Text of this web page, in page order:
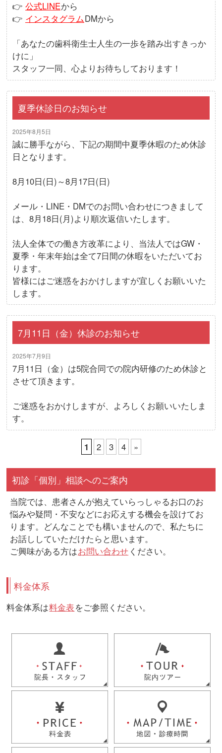
👉 公式LINEから
👉 インスタグラムDMから
「あなたの歯科衛生士人生の一歩を踏み出すきっか
けに」
スタッフ一同、心よりお待ちしております！
夏季休診日のお知らせ
2025年8月5日
誠に勝手ながら、下記の期間中夏季休暇のため休診
日となります。
8月10日(日)～8月17日(日)
メール・LINE・DMでのお問い合わせにつきまして
は、8月18日(月)より順次返信いたします。
法人全体での働き方改革により、当法人ではGW・
夏季・年末年始は全て7日間の休暇をいただいてお
ります。
皆様にはご迷惑をおかけしますが宜しくお願いいた
します。
7月11日（金）休診のお知らせ
2025年7月9日
7月11日（金）は5院合同での院内研修のため休診と
させて頂きます。
ご迷惑をおかけしますが、よろしくお願いいたしま
す。
1 2 3 4 »
初診「個別」相談へのご案内
当院では、患者さんが抱えていらっしゃるお口のお
悩みや疑問・不安などにお応えする機会を設けてお
ります。どんなことでも構いませんので、私たちに
お話ししていただけたらと思います。
ご興味がある方はお問い合わせ ください。
料金体系
料金体系は料金表をご参照ください。